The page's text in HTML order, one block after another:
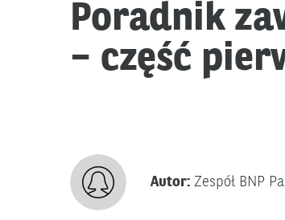
Poradnik
– część
Autor: Zespół BNP